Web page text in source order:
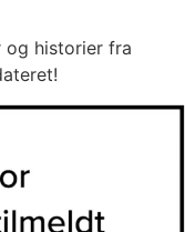
og historier fra